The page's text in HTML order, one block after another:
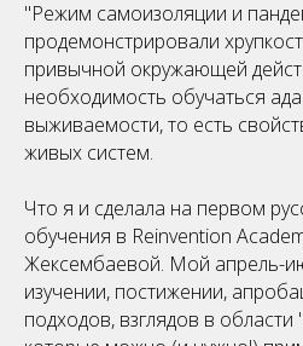
"Режим самоизоляции и
продемонстрировали
привычной окружающей
необходимость обучаться
выживаемости, то есть
живых систем.
Что я и сделала на первом
обучения в Reinvention
Жексембаевой. Мой апрель-
изучении, постижении,
подходов, взглядов в